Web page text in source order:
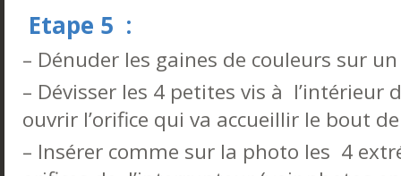
Etape 5 :
– Dénuder les gaines de couleurs sur
– Dévisser les 4 petites vis à l’intérieur
ouvrir l’orifice qui va accueillir le bout
– Insérer comme sur la photo les 4